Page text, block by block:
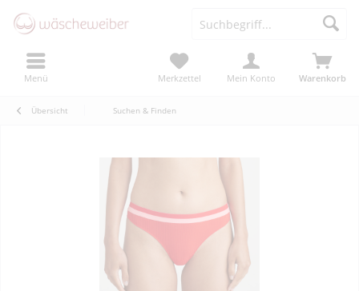
Menü Warenkorb
Merkzettel Mein Konto
Übersicht Suchen & Finden